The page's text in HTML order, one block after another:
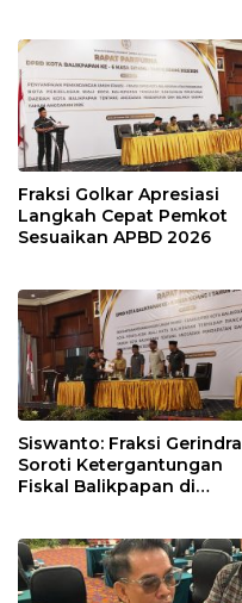
Modal
Fraksi Golkar Apresiasi
Langkah Cepat Pemkot
Sesuaikan APBD 2026
Siswanto: Fraksi Gerindra
Soroti Ketergantungan
Fiskal Balikpapan di